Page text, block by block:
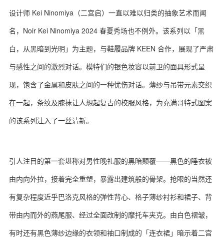
设计师 Kei Ninomiya（二宫启）一直以难以归类的抽象艺术而闻
名，Noir Kei Ninomiya 2024 春夏秀场也不例外。该系列以「黑
白，从黑暗到光明」为主题，与鞋履品牌 KEEN 合作，展现了严肃
与感性之间的激烈对话。模特们的银色妆容以前卫的面具形式呈
现，饱含了金属和皮肤之间的一种忧伤对话。薄纱与吊带元素交织
在一起，条纹及膝袜让人想起复古的校服风格，为充满哥特式图案
的该系列注入了一丝清新。
引人注目的第一套堪称对男性晚礼服的黑暗颠覆——黑色的睡衣被
由内向外拉，接着完全重塑，暴露出建筑般的骨架。抢眼的当然还
有复杂程度近乎巴洛克风格的弹性背心、格子薄纱衬衫和裙子、背
带由内而外的燕尾服、经过全面改制的摩托车夹克。由白色褶皱，
有时还有黑色薄纱边缘的衣领和袖口制成的「连衣裙」暗示着二宫